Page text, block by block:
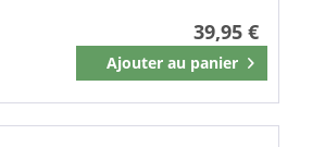
39,95 €
Ajouter au panier
Mémoriser